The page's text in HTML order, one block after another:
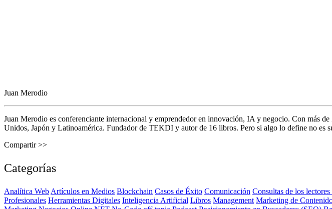
Juan Merodio
Juan Merodio es conferenciante internacional y emprendedor en innovación, IA y negocio. Con más
Unidos, Japón y Latinoamérica. Fundador de TEKDI y autor de 16 libros. Pero si algo lo define no
Compartir >>
Categorías
Analítica Web Artículos en Medios Blockchain Casos de Éxito Comunicación Consultas de los
Profesionales Herramientas Digitales Inteligencia Artificial Libros Management Marketing de